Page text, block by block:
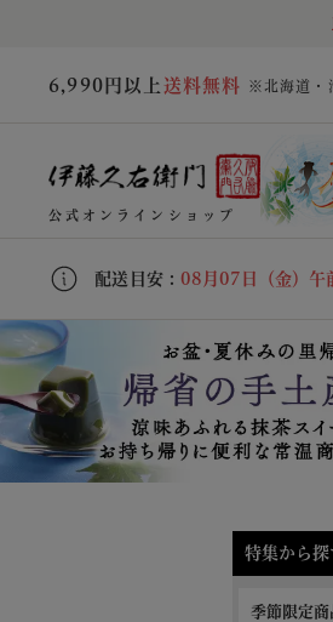
6,990円以上 送料無料 ※北海道・
公式オンラインショップ
配送目安 : 08月07日（金）午
特集から探
季節限定商